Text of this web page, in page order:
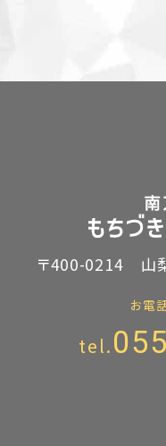
〒400-0214 山
お電
tel.